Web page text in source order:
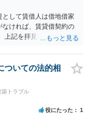
して賃借人は借地借家
ければ、賃貸借契約の
上記を拝見する限り、通
由に当たるとは思えま
しいかと存じます。 そ
は応じる旨交渉をして
可なく無断で賃貸人が
的にも住居侵入罪が成
定の金銭賠償を求める
ついての法的相
築トラブル
役にたった 1